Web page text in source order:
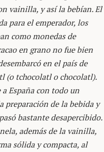
vainilla, y así la bebían. El
para el emperador, los
como monedas de
en grano no fue bien
en el país de
(o tchocolatl o chocolatl).
España con todo un
preparación de la bebida y
bastante desapercibido.
además de la vainilla,
sólida y compacta, al